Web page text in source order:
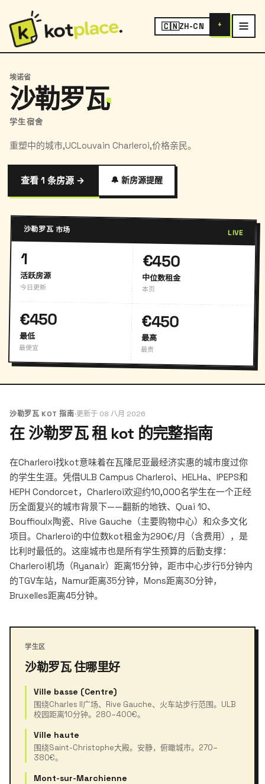
🇨🇳ZH-CN +
埃诺省
沙勒罗瓦
学生宿舍
重塑中的城市,UCLouvain Charleroi,价格亲民。
查看 1 条房源 → 🔔 新房源提醒
沙勒罗瓦 市场 LIVE
1
活跃房源
今日更新
€450
中位数租金
本页
€450
最低
最便宜
€450
最高
最贵
沙勒罗瓦 KOT 指南·更新于 08 八月 2026
在 沙勒罗瓦 租 kot 的完整指南
在Charleroi找kot意味着在瓦隆尼亚最经济实惠的城市度过你
的学生生涯。凭借ULB Campus Charleroi、HELHa、IPEPS和
HEPH Condorcet，Charleroi欢迎约10,000名学生在一个正经
历全面复兴的城市背景下——翻新的地铁、Quai 10、
Bouffioulx陶瓷、Rive Gauche（主要购物中心）和众多文化
项目。Charleroi的中位数kot租金为290€/月（含费用），是
比利时最低的。这座城市也是所有学生预算的后勤支撑：
Charleroi机场（Ryanair）距离15分钟，距市中心步行5分钟内
的TGV车站，Namur距离35分钟，Mons距离30分钟，
Bruxelles距离45分钟。
学生区
沙勒罗瓦 住哪里好
Ville basse (Centre)
围绕Charles II广场、Rive Gauche、火车站步行范围。ULB
校园距离10分钟。280–400€。
Ville haute
围绕Saint-Christophe大殿。安静，俯瞰城市。270–
380€。
Mont-sur-Marchienne